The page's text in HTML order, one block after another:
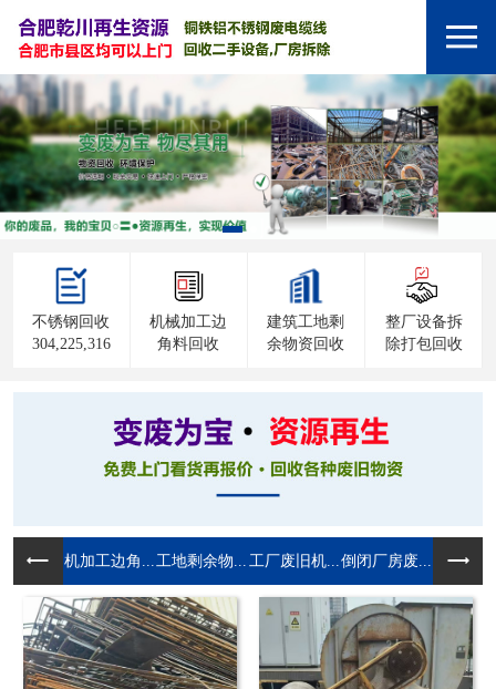
不锈钢回收
304,225,316
机械加工边
角料回收
建筑工地剩
余物资回收
整厂设备拆
除打包回收
机加工边角... 工地剩余物... 工厂废旧机... 倒闭厂房废...